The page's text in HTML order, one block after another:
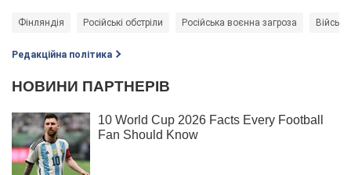
Фінляндія Російські обстріли Російська воєнна загроза
Редакційна політика